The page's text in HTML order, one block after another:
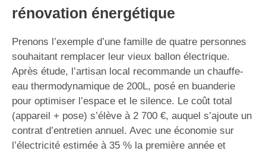
rénovation énergétique
Prenons l’exemple d’une famille de quatre personnes
souhaitant remplacer leur vieux ballon électrique.
Après étude, l’artisan local recommande un chauffe-
eau thermodynamique de 200L, posé en buanderie
pour optimiser l’espace et le silence. Le coût total
(appareil + pose) s’élève à 2 700 €, auquel s’ajoute un
contrat d’entretien annuel. Avec une économie sur
l’électricité estimée à 35 % la première année et